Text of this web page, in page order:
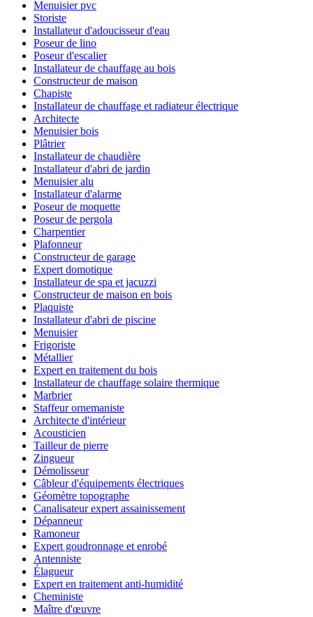
Menuisier pvc
Storiste
Installateur d'adoucisseur d'eau
Poseur de lino
Poseur d'escalier
Installateur de chauffage au bois
Constructeur de maison
Chapiste
Installateur de chauffage et radiateur électrique
Architecte
Menuisier bois
Plâtrier
Installateur de chaudière
Installateur d'abri de jardin
Menuisier alu
Installateur d'alarme
Poseur de moquette
Poseur de pergola
Charpentier
Plafonneur
Constructeur de garage
Expert domotique
Installateur de spa et jacuzzi
Constructeur de maison en bois
Plaquiste
Installateur d'abri de piscine
Menuisier
Frigoriste
Métallier
Expert en traitement du bois
Installateur de chauffage solaire thermique
Marbrier
Staffeur ornemaniste
Architecte d'intérieur
Acousticien
Tailleur de pierre
Zingueur
Démolisseur
Câbleur d'équipements électriques
Géomètre topographe
Canalisateur expert assainissement
Dépanneur
Ramoneur
Expert goudronnage et enrobé
Antenniste
Élagueur
Expert en traitement anti-humidité
Cheministe
Maître d'œuvre